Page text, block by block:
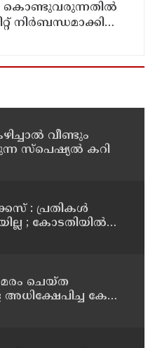
കൊണ്ടുവരുന്നതില്‍
നിര്‍ബന്ധമാക്കി
വീണ്ടും
സ്പെഷ്യൽ കറി
: പ്രതികൾ
; കോടതിയിൽ
ചെയ്ത
അധിക്ഷേപിച്ച കേസ്